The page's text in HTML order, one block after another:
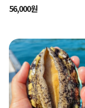
56,000원